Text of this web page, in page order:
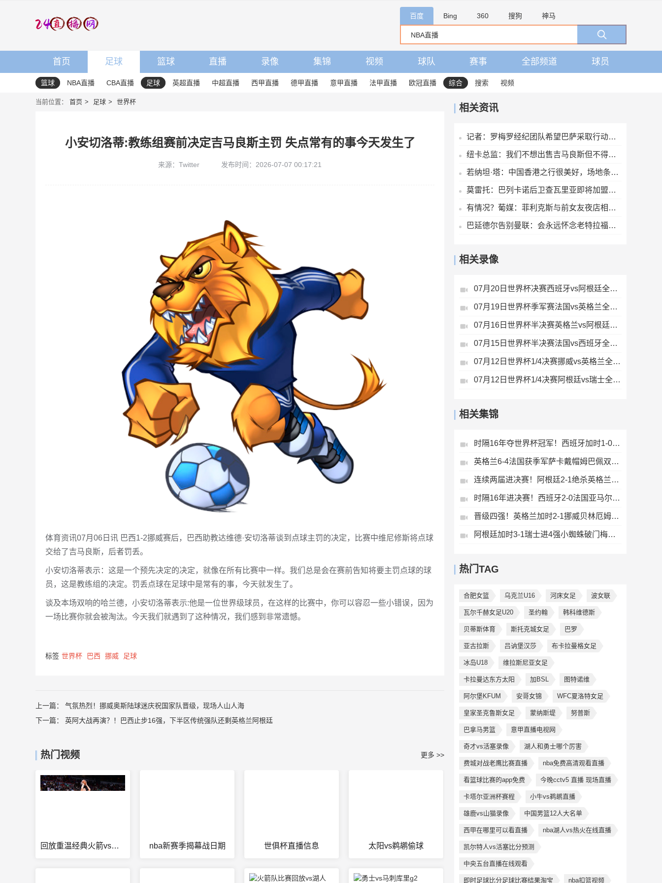
百度 Bing 360 搜狗 神马
首页 足球 篮球 直播 录像 集锦 视频 球队 赛事 全部频道 球员
篮球 NBA直播 CBA直播 足球 英超直播 中超直播 西甲直播 德甲直播 意甲直播 法甲直播 欧冠直播 综合 搜索 视频
当前位置： 首页 足球 世界杯
小安切洛蒂:教练组赛前决定吉马良斯主罚 失点常有的事今天发生了
来源：Twitter 发布时间：2026-07-07 00:17:21
体育资讯07月06日讯 巴西1-2挪威赛后，巴西助教达维德·安切洛蒂谈到点球主罚的决定，比赛中维尼修斯将点球
交给了吉马良斯，后者罚丢。
小安切洛蒂表示：这是一个预先决定的决定，就像在所有比赛中一样。我们总是会在赛前告知将要主罚点球的球
员，这是教练组的决定。罚丢点球在足球中是常有的事，今天就发生了。
谈及本场双响的哈兰德，小安切洛蒂表示:他是一位世界级球员，在这样的比赛中，你可以容忍一些小错误，因为
一场比赛你就会被淘汰。今天我们就遇到了这种情况，我们感到非常遗憾。
标签 世界杯 巴西 挪威 足球
上一篇： 气氛热烈！挪威奥斯陆球迷庆祝国家队晋级，现场人山人海
下一篇： 英阿大战再演？！巴西止步16强，下半区传统强队还剩英格兰阿根廷
热门视频 更多 >>
回放重温经典火箭vs湖人 nba新赛季揭幕战日期 世俱杯直播信息 太阳vs鹈鹕偷球
相关资讯
记者：罗梅罗经纪团队希望巴萨采取行动，但后者首选引进罗德里
纽卡总监：我们不想出售吉马良斯但不得不权衡，他明确说出了意愿
若纳坦·塔：中国香港之行很美好，场地条件一般 但我们踢得不错
莫雷托：巴列卡诺后卫查瓦里亚即将加盟切尔西，很快就会官方宣布
有情况？葡媒：菲利克斯与前女友夜店相遇，交谈后社媒再次互关
巴延德尔告别曼联：会永远怀念老特拉福德，我的心与你们同在
相关录像
07月20日世界杯决赛西班牙vs阿根廷全场录像
07月19日世界杯季军赛法国vs英格兰全场录像
07月16日世界杯半决赛英格兰vs阿根廷全场录像
07月15日世界杯半决赛法国vs西班牙全场录像
07月12日世界杯1/4决赛挪威vs英格兰全场录像
07月12日世界杯1/4决赛阿根廷vs瑞士全场录像
相关集锦
时隔16年夺世界杯冠军！西班牙加时1-0阿根廷费兰制胜恩佐染红
英格兰6-4法国获季军萨卡戴帽姆巴佩双响创纪录奥利塞2助+失良机
连续两届进决赛！阿根廷2-1绝杀英格兰劳塔罗恩佐破门梅西两助攻
时隔16年进决赛！西班牙2-0法国亚马尔造点奥亚萨瓦尔、波罗破门
晋级四强！英格兰加时2-1挪威贝林厄姆连场双响谢尔德鲁普破门
阿根廷加时3-1瑞士进4强小蜘蛛破门梅西助攻麦卡恩博洛假摔染红
热门TAG
合肥女篮 乌克兰U16 河床女足 波女联
瓦尔千赫女足U20 圣约翰 韩科维德斯
贝蒂斯体育 斯托克城女足 巴罗
亚古拉斯 吕讷堡汉莎 布卡拉曼格女足
冰岛U18 维拉斯尼亚女足
卡拉曼达东方太阳 加BSL 图特诺维
阿尔堡KFUM 安哥女锦 WFC夏洛特女足
皇家圣克鲁斯女足 蒙纳斯堤 努普斯
巴拿马男篮 意甲直播电视网
奇才vs活塞录像 湖人和勇士哪个厉害
费城对战老鹰比赛直播 nba免费高清观看直播
看篮球比赛的app免费 今晚cctv5 直播 现场直播
卡塔尔亚洲杯赛程 小牛vs鹈鹕直播
雄鹿vs山猫录像 中国男篮12人大名单
西甲在哪里可以看直播 nba湖人vs热火在线直播
凯尔特人vs活塞比分预测
中央五台直播在线观看
即时足球比分足球比赛结果淘宝 nba扣篮视频